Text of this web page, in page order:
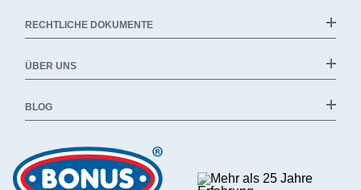
RECHTLICHE DOKUMENTE
ÜBER UNS
BLOG